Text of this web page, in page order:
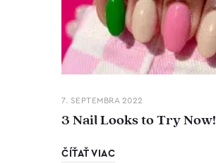
7. SEPTEMBRA 2022
3 Nail Looks to Try Now!
ČÍŤAŤ VIAC